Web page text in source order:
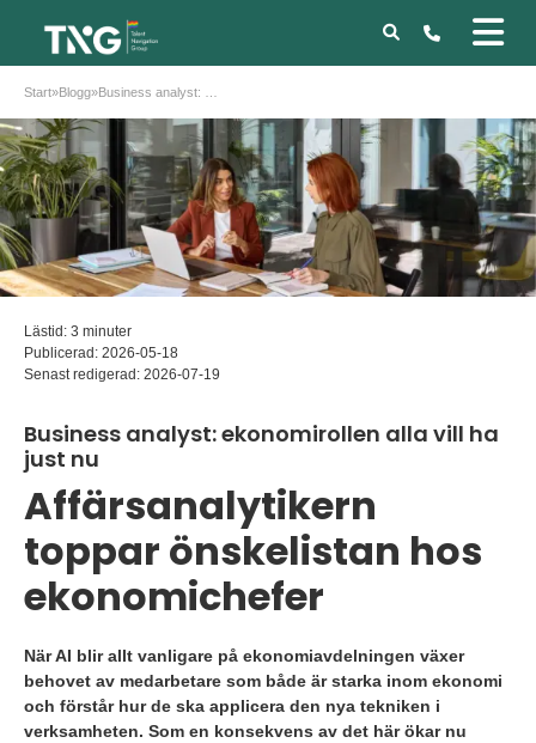
Start»Blogg»
Lästid: 3 minuter
Publicerad: 2026-05-18
Senast redigerad: 2026-07-19
Business analyst: ekonomirollen alla vill ha
just nu
Affärsanalytikern
toppar önskelistan hos
ekonomichefer
När AI blir allt vanligare på ekonomiavdelningen växer
behovet av medarbetare som både är starka inom ekonomi
och förstår hur de ska applicera den nya tekniken i
verksamheten. Som en konsekvens av det här ökar nu